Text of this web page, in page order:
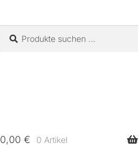
nach:
0,00 € 0 Artikel